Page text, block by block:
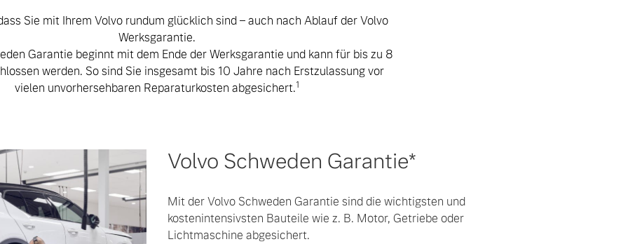
Sie mit Ihrem Volvo rundum glücklich sind – auch nach Ablauf der Volvo
Werksgarantie.
Garantie beginnt mit dem Ende der Werksgarantie und kann für bis zu 8
werden. So sind Sie insgesamt bis 10 Jahre nach Erstzulassung vor
vielen unvorhersehbaren Reparaturkosten abgesichert.1
Volvo Schweden Garantie*
Mit der Volvo Schweden Garantie sind die wichtigsten und
kostenintensivsten Bauteile wie z. B. Motor, Getriebe oder
Lichtmaschine abgesichert.